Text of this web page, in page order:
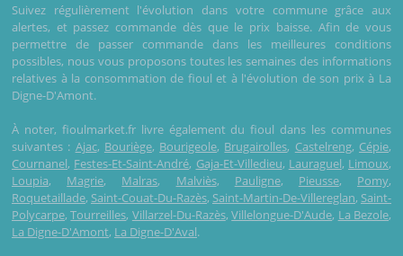
Suivez régulièrement l'évolution dans votre commune grâce aux
alertes, et passez commande dès que le prix baisse. Afin de vous
permettre de passer commande dans les meilleures conditions
possibles, nous vous proposons toutes les semaines des informations
relatives à la consommation de fioul et à l'évolution de son prix à La
Digne-D'Amont.
À noter, fioulmarket.fr livre également du fioul dans les communes
suivantes : Ajac, Bouriège, Bourigeole, Brugairolles, Castelreng, Cépie,
Cournanel, Festes-Et-Saint-André, Gaja-Et-Villedieu, Lauraguel, Limoux,
Loupia, Magrie, Malras, Malviès, Pauligne, Pieusse, Pomy,
Roquetaillade, Saint-Couat-Du-Razès, Saint-Martin-De-Villereglan, Saint-
Polycarpe,Tourreilles, Villarzel-Du-Razès,Villelongue-D'Aude, La Bezole,
La Digne-D'Amont, La Digne-D'Aval.